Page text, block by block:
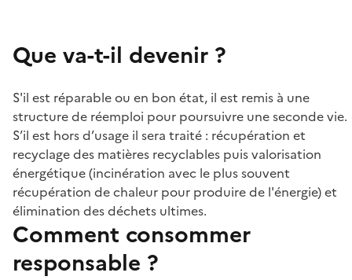
Que va-t-il devenir ?
S'il est réparable ou en bon état, il est remis à une
structure de réemploi pour poursuivre une seconde vie.
S’il est hors d’usage il sera traité : récupération et
recyclage des matières recyclables puis valorisation
énergétique (incinération avec le plus souvent
récupération de chaleur pour produire de l'énergie) et
élimination des déchets ultimes.
Comment consommer
responsable ?